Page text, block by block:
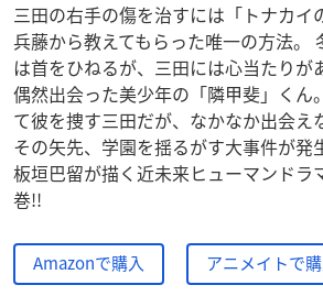
三田の右手の傷を治すには「トナカイ
兵藤から教えてもらった唯一の方法。
は首をひねるが、三田には心当たりが
偶然出会った美少年の「隣甲斐」くん
て彼を捜す三田だが、なかなか出会え
その矢先、学園を揺るがす大事件が
板垣巴留が描く近未来ヒューマンドラ
巻!!
Amazonで購入 アニメイトで